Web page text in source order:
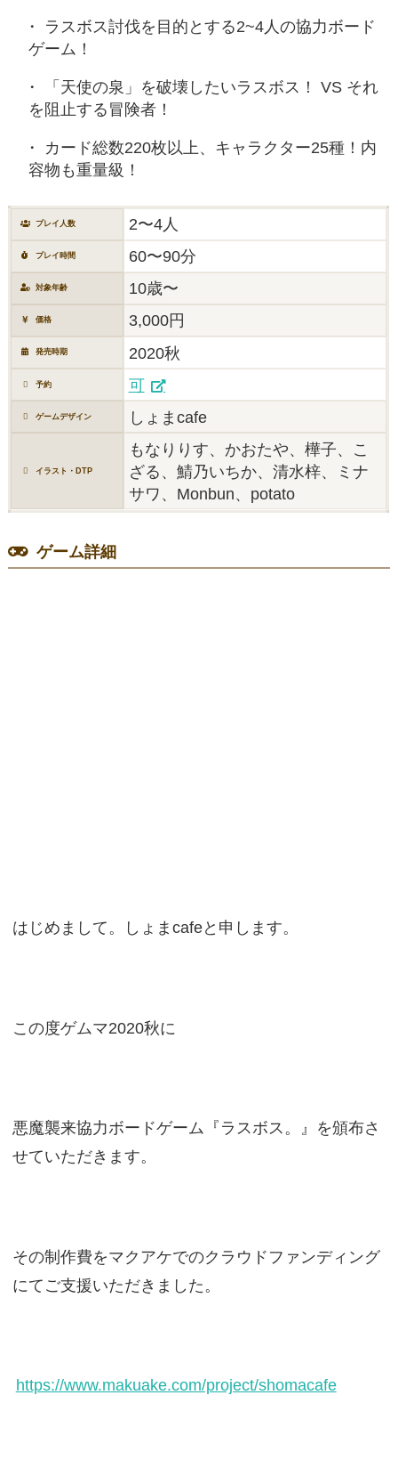
ラスボス討伐を目的とする2~4人の協力ボード
ゲーム！
「天使の泉」を破壊したいラスボス！ VS それ
を阻止する冒険者！
カード総数220枚以上、キャラクター25種！内
容物も重量級！
プレイ人数 2〜4人
プレイ時間 60〜90分
対象年齢 10歳〜
価格 3,000円
発売時期 2020秋
予約 可
ゲームデザイン しょまcafe
イラスト・DTP
もなりりす、かおたや、樺子、こ
ざる、鯖乃いちか、清水梓、ミナ
サワ、Monbun、potato
ゲーム詳細
はじめまして。しょまcafeと申します。
この度ゲムマ2020秋に
悪魔襲来協力ボードゲーム『ラスボス。』を頒布さ
せていただきます。
その制作費をマクアケでのクラウドファンディング
にてご支援いただきました。
https://www.makuake.com/project/shomacafe